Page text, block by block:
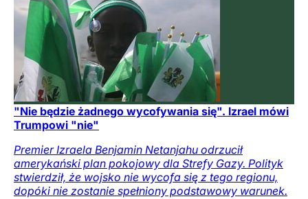
"Nie będzie żadnego wycofywania się". Izrael mówi
Trumpowi "nie"
Premier Izraela Benjamin Netanjahu odrzucił
amerykański plan pokojowy dla Strefy Gazy. Polityk
stwierdził, że wojsko nie wycofa się z tego regionu,
dopóki nie zostanie spełniony podstawowy warunek.